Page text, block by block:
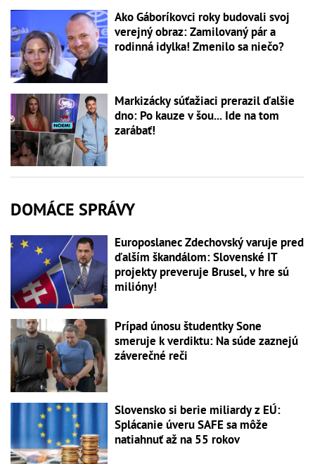
Ako Gáboríkovci roky budovali svoj
verejný obraz: Zamilovaný pár a
rodinná idylka! Zmenilo sa niečo?
Markizácky súťažiaci prerazil ďalšie
dno: Po kauze v šou... Ide na tom
zarábať!
DOMÁCE SPRÁVY
Europoslanec Zdechovský varuje pred
ďalším škandálom: Slovenské IT
projekty preveruje Brusel, v hre sú
milióny!
Prípad únosu študentky Sone
smeruje k verdiktu: Na súde zaznejú
záverečné reči
Slovensko si berie miliardy z EÚ:
Splácanie úveru SAFE sa môže
natiahnuť až na 55 rokov